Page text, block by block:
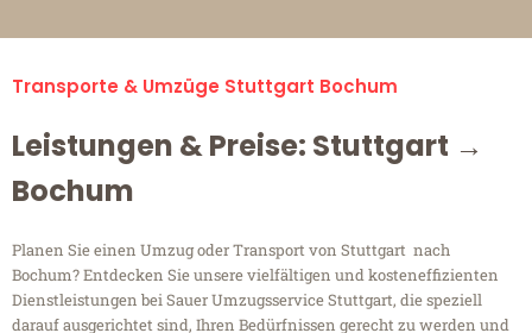
Transporte & Umzüge Stuttgart Bochum
Leistungen & Preise: Stuttgart →
Bochum
Planen Sie einen Umzug oder Transport von Stuttgart nach
Bochum? Entdecken Sie unsere vielfältigen und kosteneffizienten
Dienstleistungen bei Sauer Umzugsservice Stuttgart, die speziell
darauf ausgerichtet sind, Ihren Bedürfnissen gerecht zu werden und